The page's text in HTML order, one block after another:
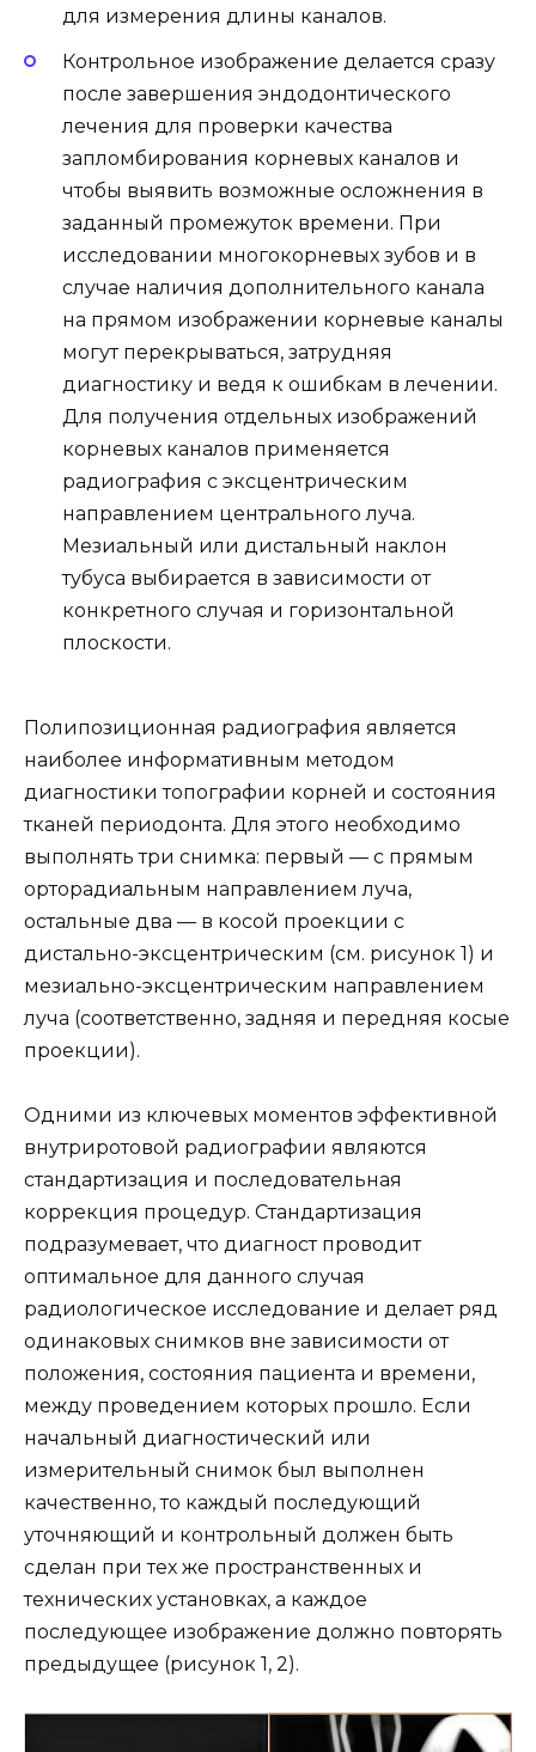
для измерения длины каналов.
Контрольное изображение делается сразу
после завершения эндодонтического
лечения для проверки качества
запломбирования корневых каналов и
чтобы выявить возможные осложнения в
заданный промежуток времени. При
исследовании многокорневых зубов и в
случае наличия дополнительного канала
на прямом изображении корневые каналы
могут перекрываться, затрудняя
диагностику и ведя к ошибкам в лечении.
Для получения отдельных изображений
корневых каналов применяется
радиография с эксцентрическим
направлением центрального луча.
Мезиальный или дистальный наклон
тубуса выбирается в зависимости от
конкретного случая и горизонтальной
плоскости.
Полипозиционная радиография является
наиболее информативным методом
диагностики топографии корней и состояния
тканей периодонта. Для этого необходимо
выполнять три снимка: первый — с прямым
орторадиальным направлением луча,
остальные два — в косой проекции с
дистально-эксцентрическим (см. рисунок 1) и
мезиально-эксцентрическим направлением
луча (соответственно, задняя и передняя косые
проекции).
Одними из ключевых моментов эффективной
внутриротовой радиографии являются
стандартизация и последовательная
коррекция процедур. Стандартизация
подразумевает, что диагност проводит
оптимальное для данного случая
радиологическое исследование и делает ряд
одинаковых снимков вне зависимости от
положения, состояния пациента и времени,
между проведением которых прошло. Если
начальный диагностический или
измерительный снимок был выполнен
качественно, то каждый последующий
уточняющий и контрольный должен быть
сделан при тех же пространственных и
технических установках, а каждое
последующее изображение должно повторять
предыдущее (рисунок 1, 2).